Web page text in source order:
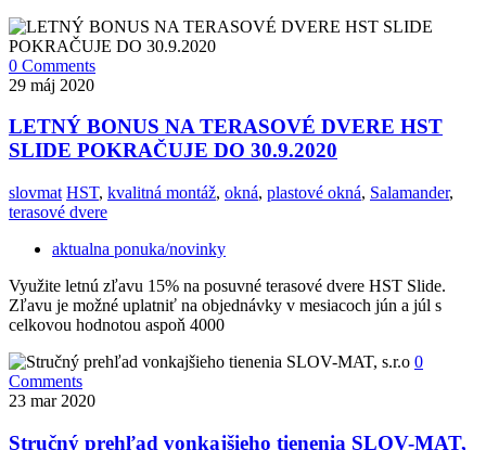
0 Comments
29 máj 2020
LETNÝ BONUS NA TERASOVÉ DVERE HST
SLIDE POKRAČUJE DO 30.9.2020
slovmat HST, kvalitná montáž, okná, plastové okná, Salamander,
terasové dvere
aktualna ponuka/novinky
Využite letnú zľavu 15% na posuvné terasové dvere HST Slide.
Zľavu je možné uplatniť na objednávky v mesiacoch jún a júl s
celkovou hodnotou aspoň 4000
0
Comments
23 mar 2020
Stručný prehľad vonkajšieho tienenia SLOV-MAT,